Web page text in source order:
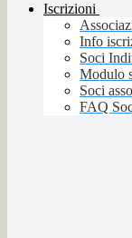
Iscrizioni
Info
Soci
Modulo
Soci
FAQ